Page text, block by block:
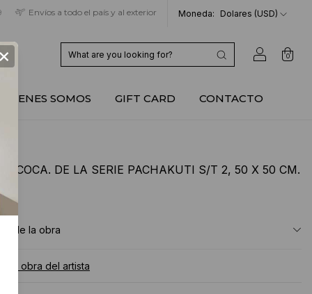
Envíos a todo el país y al exterior Moneda: Dolares (USD)
0
SOMOS GIFT CARD CONTACTO
COCA. DE LA SERIE PACHAKUTI S/T 2, 50 X 50 CM.
de la obra
la obra del artista